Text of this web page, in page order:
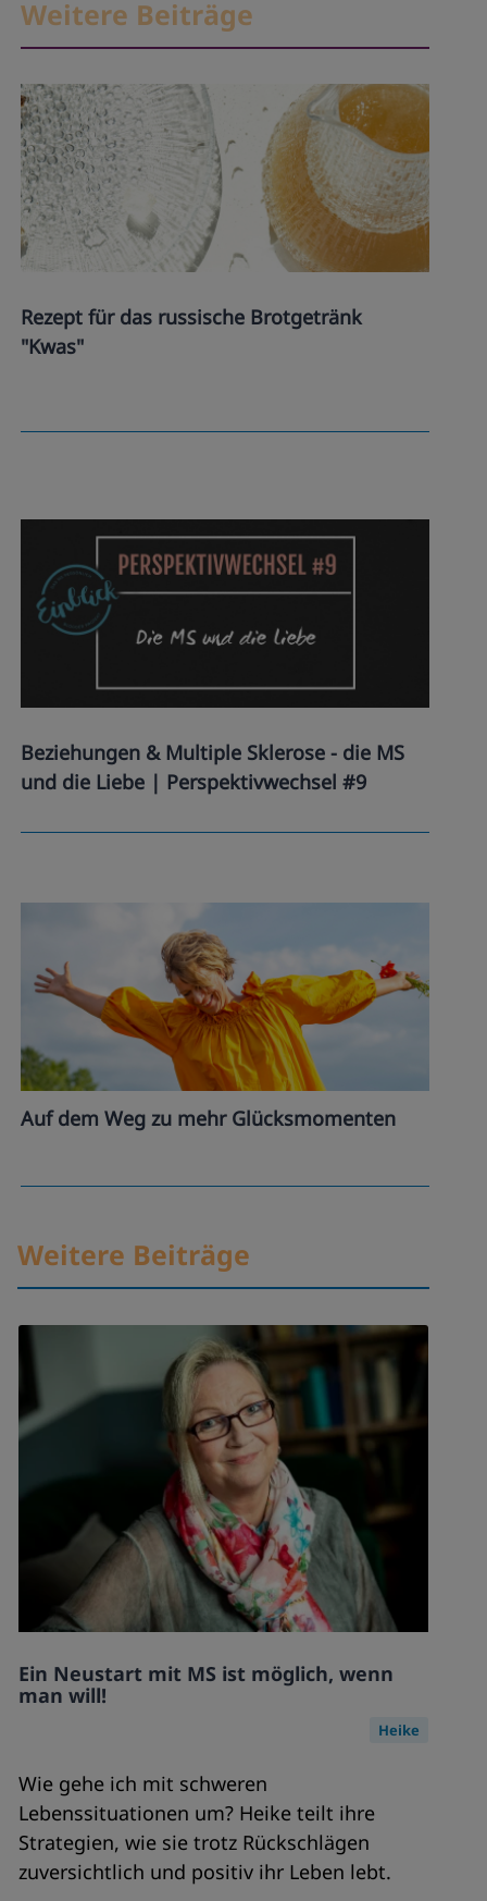
Weitere Beiträge
Rezept für das russische Brotgetränk
"Kwas"
Beziehungen & Multiple Sklerose - die MS
und die Liebe | Perspektivwechsel #9
Auf dem Weg zu mehr Glücksmomenten
Weitere Beiträge
Ein Neustart mit MS ist möglich, wenn
man will!
Heike
Wie gehe ich mit schweren
Lebenssituationen um? Heike teilt ihre
Strategien, wie sie trotz Rückschlägen
zuversichtlich und positiv ihr Leben lebt.